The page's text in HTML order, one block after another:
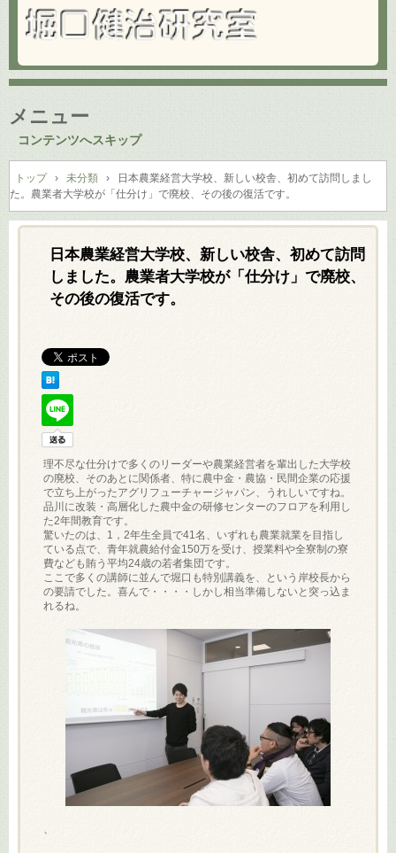
メニュー
コンテンツへスキップ
トップ › 未分類 ›
日本農業経営大学校、新しい校舎、初めて訪問しまし
た。農業者大学校が「仕分け」で廃校、その後の復活です。
日本農業経営大学校、新しい校舎、初めて訪問
しました。農業者大学校が「仕分け」で廃校、
その後の復活です。
理不尽な仕分けで多くのリーダーや農業経営者を輩出した大学校
の廃校、そのあとに関係者、特に農中金・農協・民間企業の応援
で立ち上がったアグリフューチャージャパン、うれしいですね。
品川に改装・高層化した農中金の研修センターのフロアを利用し
た2年間教育です。
驚いたのは、1，2年生全員で41名、いずれも農業就業を目指し
ている点で、青年就農給付金150万を受け、授業料や全寮制の寮
費なども賄う平均24歳の若者集団です。
ここで多くの講師に並んで堀口も特別講義を、という岸校長から
の要請でした。喜んで・・・・しかし相当準備しないと突っ込ま
れるね。